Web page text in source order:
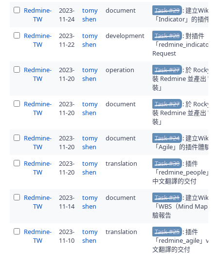
Redmine-
TW
2023-
11-24
tomy
shen
document Task #29 : 建立Wiki
「Indicator」的插件
Redmine-
TW
2023-
11-22
tomy
shen
development Task #28 : 對插件
「redmine_indicator
Request
Redmine-
TW
2023-
11-20
tomy
shen
operation Task #27 : 於
裝 Redmine 並產出
裝」
Redmine-
TW
2023-
11-20
tomy
shen
document Task #27 : 於
裝 Redmine 並產出
裝」
Redmine-
TW
2023-
11-20
tomy
shen
document Task #24 : 建立Wiki
「Agile」的插件體驗
Redmine-
TW
2023-
11-20
tomy
shen
translation Task #30 : 插件
「redmine_people」
中文翻譯的交付
Redmine-
TW
2023-
11-14
tomy
shen
document Task #21 : 建立Wiki
「WBS（Mind Map）
驗報告
Redmine-
TW
2023-
11-10
tomy
shen
translation Task #25 : 插件
「redmine_agile」
文翻譯的交付